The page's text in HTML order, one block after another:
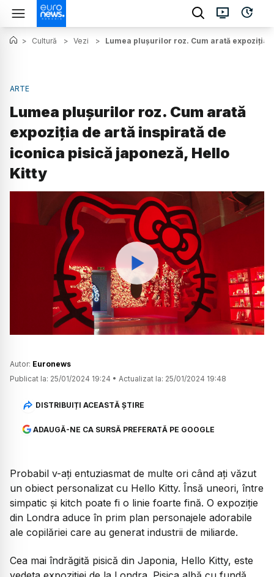
> Cultură > Vezi > Lumea plușurilor roz. Cum arată expoziția
ARTE
Lumea plușurilor roz. Cum arată
expoziția de artă inspirată de
iconica pisică japoneză, Hello
Kitty
Watch
Autor: Euronews
Publicat la: 25/01/2024 19:24 • Actualizat la: 25/01/2024 19:48
DISTRIBUIȚI ACEASTĂ ȘTIRE
ADAUGĂ-NE CA SURSĂ PREFERATĂ PE GOOGLE
Probabil v-ați entuziasmat de multe ori când ați văzut
un obiect personalizat cu Hello Kitty. Însă uneori, între
simpatic și kitch poate fi o linie foarte fină. O expoziție
din Londra aduce în prim plan personajele adorabile
ale copilăriei care au generat industrii de miliarde.
Cea mai îndrăgită pisică din Japonia, Hello Kitty, este